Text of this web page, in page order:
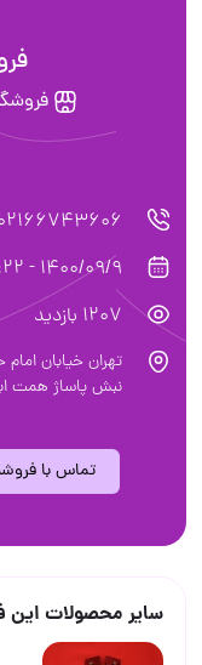
1400/09/9 - 21:22
1207 بازدید
تهران خیابان
نبش پاساژ همت اباد پلاک
تماس با
سایر محصولات این